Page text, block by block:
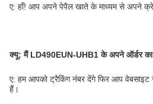
ए: हाँ! आप अपने पेपैल खाते के माध्यम से अपने
क्यू: मैं LD490EUN-UHB1 के अपने ऑर्डर का
ए: हम आपको ट्रैकिंग नंबर देंगे फिर आप
हैं।